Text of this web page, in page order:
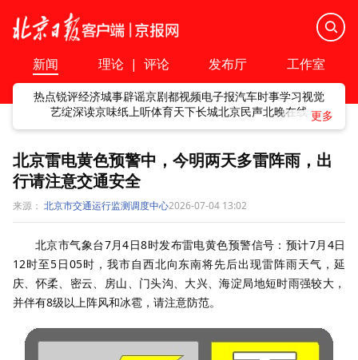
新闻 理论 | 评论 发布厅 工作室
热点锐评经济城事辟谣京剧都视频电子报汽车时事学习视觉
艺绽深读京味纸上听体育天下长城北京民声北晚在线
北京雷电黄色预警中，今明两天多雷阵雨，出
行请注意交通安全
来源： 北京市交通运行监测调度中心2026-07-04 13:02
北京市气象台7月4日8时发布雷电黄色预警信号：预计7月4日
12时至5日05时，我市自西北向东南将先后出现雷阵雨天气，延
庆、怀柔、密云、房山、门头沟、大兴、海淀局地短时雨强较大，
并伴有8级以上阵风和冰雹，请注意防范。